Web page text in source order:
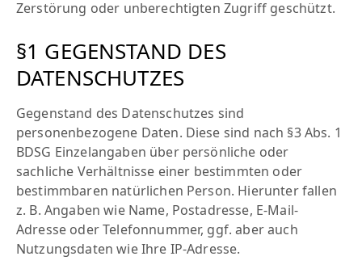
Zerstörung oder unberechtigten Zugriff geschützt.
§1 GEGENSTAND DES
DATENSCHUTZES
Gegenstand des Datenschutzes sind
personenbezogene Daten. Diese sind nach §3 Abs. 1
BDSG Einzelangaben über persönliche oder
sachliche Verhältnisse einer bestimmten oder
bestimmbaren natürlichen Person. Hierunter fallen
z. B. Angaben wie Name, Postadresse, E-Mail-
Adresse oder Telefonnummer, ggf. aber auch
Nutzungsdaten wie Ihre IP-Adresse.